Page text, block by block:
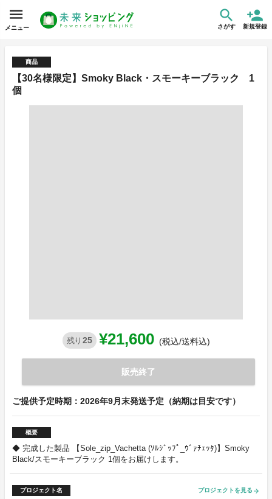
メニュー さがす 新規登録
商品
【30名様限定】Smoky Black・スモーキーブラック 1
個
残り 25 ¥21,600 (税込/送料込)
販売終了
ご提供予定時期：2026年9月末発送予定（納期は目安です）
概要
◆ 完成した製品 【Sole_zip_Vachetta (ｿﾙｼﾞｯﾌﾟ_ｳﾞｧﾁｪｯﾀ)】Smoky
Black/スモーキーブラック 1個をお届けします。
プロジェクト名 プロジェクトを見る arrow_forward